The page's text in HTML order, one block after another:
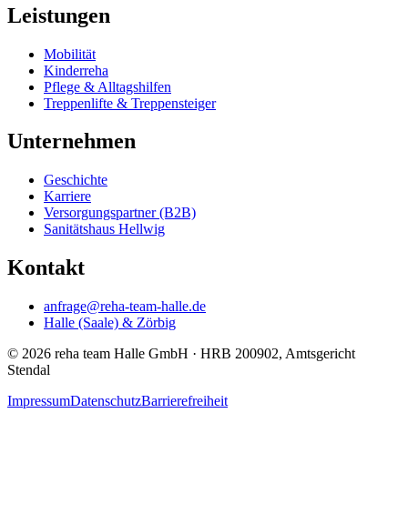
Leistungen
Mobilität
Kinderreha
Pflege & Alltagshilfen
Treppenlifte & Treppensteiger
Unternehmen
Geschichte
Karriere
Versorgungspartner (B2B)
Sanitätshaus Hellwig(öffnet neues Fenster)
Kontakt
anfrage@reha-team-halle.de
Halle (Saale) & Zörbig
© 2026 reha team Halle GmbH · HRB 200902, Amtsgericht
Stendal
ImpressumDatenschutzBarrierefreiheit